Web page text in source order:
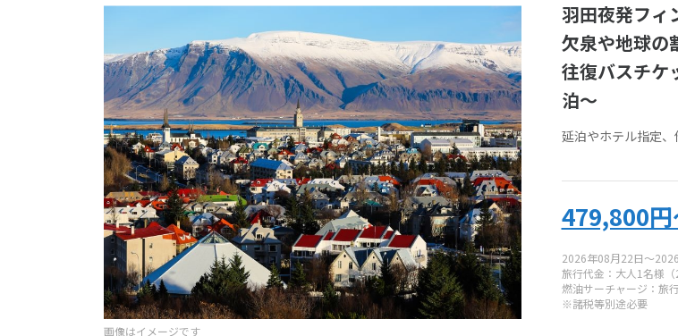
アジア
ロシア・中央アジア
アメリカ・カナダ
中南米・カリブ海
モルディブ・他インド洋
太平洋地域
オセアニア
ハワイ
ルクセンブルク
スイス
チェコ
ポーランド
スロヴァキア
スウェーデン
デンマーク
ラトビア
リトアニア
スロヴェニア
モンテネグロ
北マケドニア
ボスニア・ヘルツェゴビナ
目的
※該当ツアーをご予約・お問い合わせいただく前に、ツアー画面
予約・お問い合わせ
お電話でお問い合わせ
お電話の際にツアーコードIS-T524-2C
ヨーロッパトラベルセンター
050-5530-
画像はイメージです
羽田夜発フィ
欠泉や地球の
往復バスチケ
泊～
延泊やホテル指定
479,800
2026年08月22日～
旅行代金：大人1名様（
燃油サーチャージ：旅
※諸税等別途必要